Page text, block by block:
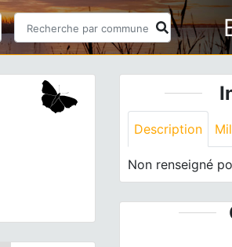
Description
Non renseigné